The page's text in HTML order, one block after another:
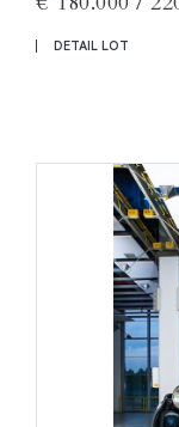
DETAIL LOT